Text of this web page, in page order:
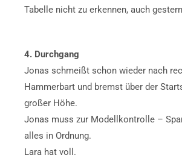
Tabelle nicht zu erkennen, auch
4. Durchgang
Jonas schmeißt schon wieder nach
Hammerbart und bremst über der
großer Höhe.
Jonas muss zur Modellkontrolle –
alles in Ordnung.
Lara hat voll.